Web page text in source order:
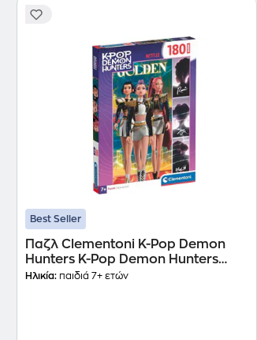
Best Seller
Παζλ Clementoni K-Pop Demon
Hunters K-Pop Demon Hunters
Super Color (180 Κομμάτια)
Ηλικία: παιδιά 7+ ετών